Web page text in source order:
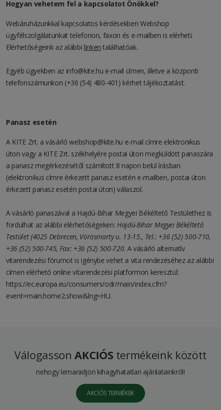
Hogyan vehetem fel a kapcsolatot Önökkel?
Webáruházunkkal kapcsolatos kérdésekben Webshop
ügyfélszolgálatunkat telefonon, faxon és e-mailben is elérheti.
Elérhetőségeink az alábbi linken találhatóak.
Egyéb ügyekben az info@kite.hu e-mail címen, illetve a központi
telefonszámunkon (+36 (54) 480-401) kérhet tájékoztatást.
Panasz esetén
A KITE Zrt. a vásárlówebshop@kite.hu e-mail címre elektronikus
úton vagy a KITE Zrt. székhelyére postai úton megküldött panaszára
a panasz megérkezésétől számított 8 napon belül írásban
(elektronikus címre érkezett panasz esetén e-mailben, postai úton
érkezett panasz esetén postai úton) válaszol.
A vásárló panaszával a Hajdú-Bihar Megyei Békéltető Testülethez is
fordulhat az alábbi elérhetőségeken: Hajdú-Bihar Megyei Békéltető
Testület (4025 Debrecen, Vörösmarty u. 13-15., Tel.: +36 (52) 500-710,
+36 (52) 500-745, Fax: +36 (52) 500-720. A vásárló alternatív
vitarendezési fórumot is igénybe vehet a vita rendezéséhez az alábbi
címen elérhető online vitarendezési platformon keresztül:
https://ec.europa.eu/consumers/odr/main/index.cfm?
event=main.home2.show&lng=HU.
VálogassonAKCIÓStermékeink között
nehogy lemaradjon kihagyhatatlan ajánlatainkról!
AKCIÓS TERMÉKEK